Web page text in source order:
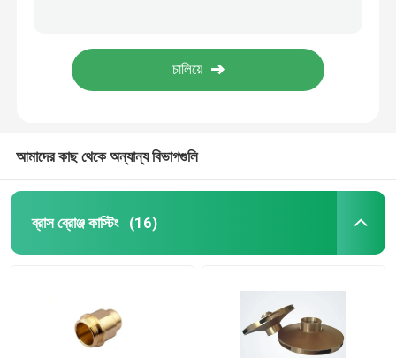
ব্রোঞ্জ ওয়াটার মিটার শরীরের
ব্রাস ভালভ
ব্রোঞ্জ ভালভ
পট্টবস্ত্র জিনিসপত্র
আমাদের কাছ থেকে অন্যান্য বিভাগগুলি
ব্রাস ব্রোঞ্জ কাস্টিং (16)